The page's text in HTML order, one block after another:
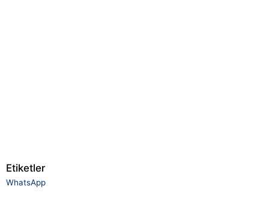
Etiketler
WhatsApp